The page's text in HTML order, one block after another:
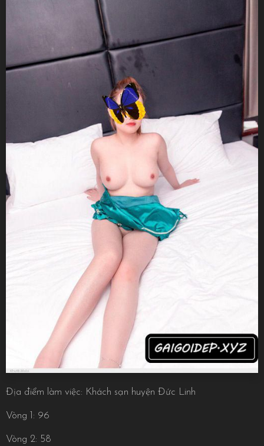
Địa điểm làm việc: Khách sạn huyện Đức Linh
Vòng 1: 96
Vòng 2: 58